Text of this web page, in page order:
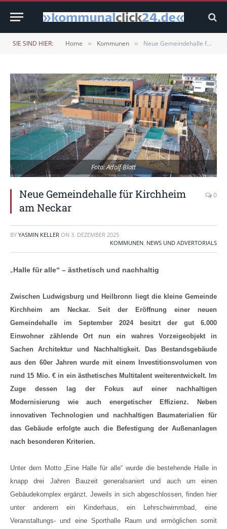
SIE SIND HIER: Home » Kommunen » Neue Gemeindehalle für Kirchheim am Neckar
Foto: Adolf Blatt
Neue Gemeindehalle für Kirchheim
am Neckar
0
BY YASMIN KELLER ON 3. DEZEMBER 2025
KOMMUNEN, NEWS UND ADVERTORIALS
„Halle für alle“ – ästhetisch und nachhaltig
Zwischen Ludwigsburg und Heilbronn liegt die kleine Gemeinde
Kirchheim am Neckar. Seit der Eröffnung einer neuen
Gemeindehalle im September 2024 besitzt der gut 6.000
Einwohner zählende Ort nun ein wahres Vorzeigeobjekt in
Sachen Architektur und Nachhaltigkeit. Das Bestandsgebäude
aus den 60er Jahren wurde mit einem Investitionsvolumen von
rund 15 Mio. € in ein ästhetisches Multitalent weiterentwickelt. Im
Zuge dessen lag der Fokus auf einer nachhaltigen
Modernisierung wie auch energetischer Effizienz. Neben
innovativen Technologien und nachhaltigen Baumaterialien für
das Gebäude erfolgte auch die Befestigung der Außenanlagen
nach besonderen Kriterien.
Unter dem Motto „Eine Halle für alle“ wurde die bestehende Halle in
knapp drei Jahren Bauzeit generalsaniert und auch um einen
Gebäudekomplex ergänzt. Jeweils in sich abgeschlossen, finden hier
unter anderem ein Kinderhaus, ein Lehrschwimmbad, eine
Veranstaltungs- und eine Sporthalle Raum und ermöglichen somit